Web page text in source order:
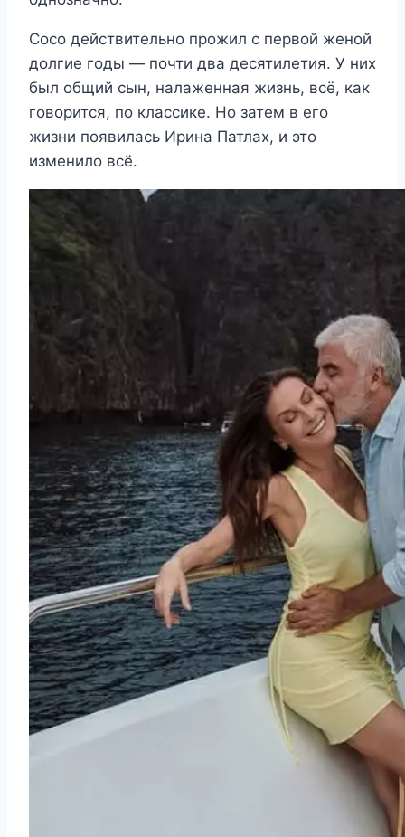
Сосо действительно прожил с первой женой
долгие годы — почти два десятилетия. У них
был общий сын, налаженная жизнь, всё, как
говорится, по классике. Но затем в его
жизни появилась Ирина Патлах, и это
изменило всё.